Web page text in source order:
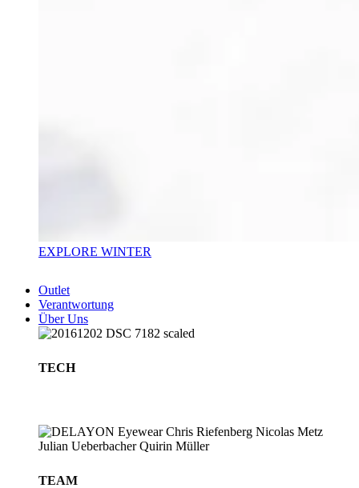
EXPLORE WINTER
Outlet
Verantwortung
Über Uns
TECH
TEAM